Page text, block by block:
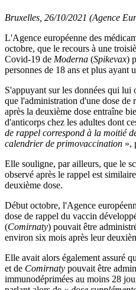
Bruxelles, 26/10/2021 (Agence
L'Agence européenne des
octobre, que le recours à une
Covid-19 de Moderna (Spikevax)
personnes de 18 ans et plus ayant
S'appuyant sur les données qui
que l'administration d'une dose de
après la deuxième dose entraîne
d'anticorps chez les adultes dont
de rappel correspond à la moitié
calendrier de primovaccination »,
Elle souligne, par ailleurs, que le
observé après le rappel est
deuxième dose.
Début octobre, l'Agence
dose de rappel du vaccin
(Comirnaty) pouvait être
environ six mois après leur
Elle avait alors également assuré
et de Comirnaty pouvait être
immunodéprimées au moins 28